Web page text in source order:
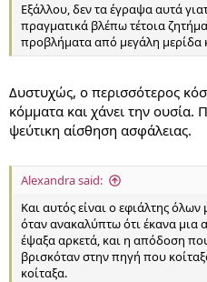
Εξάλλου, δεν τα έγραψα αυτά
πραγματικά βλέπω τέτοια
προβλήματα από μεγάλη μερίδα
Δυστυχώς, ο περισσότερος
κόμματα και χάνει την ουσία.
ψεύτικη αίσθηση ασφάλειας.
Alexandra said:
Και αυτός είναι ο εφιάλτης όλων
όταν ανακαλύπτω ότι έκανα μια
έψαξα αρκετά, και η απόδοση
βρισκόταν στην πηγή που
κοίταξα.